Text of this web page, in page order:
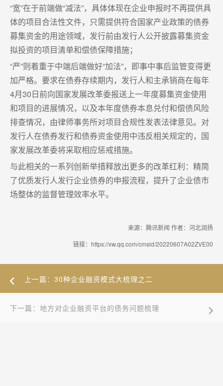
“宽”在于前端做“减法”，具体体现在企业申报时不再提供具
体的项目合法性文件，只需提供符合国家产业政策的债券
募集资金的用途领域，发行前由发行人公开披露募集资金
拟投资的项目清单和偿债保障措施；
“严”则着重于中端后端做好“加法”，即事中事后监管变得更
加严格。要求在债券存续期内，发行人和主承销商在每年
4月30日前向国家发展改革委报送上一年度募集资金使用
和项目的进展情况，以及本年度债券本息兑付和偿债风险
排查情况，由律师事务所对项目合规性发表法律意见。对
发行人在债券发行和债券资金使用中违反相关规定的，国
家发展改革委将采取相应惩戒措施。
与此相关的一系列创新举措释放出更多的改革红利：精简
了优质发行人发行企业债券的申报流程，提升了企业债市
场整体的监督管理效率水平。
来源：腾讯新闻 作者：河北润扬
链接：https://xw.qq.com/cmsid/20220607A02ZVE00
上一篇：30种企业融资模式大梳理之二
下一篇：地方对企业融资平台的债务问题梳理